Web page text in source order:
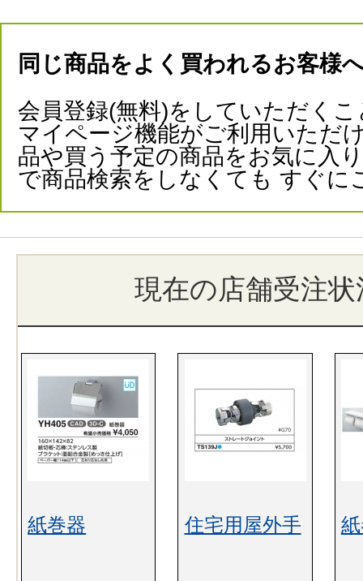
同じ商品をよく買われるお客様
会員登録(無料)をしていただくこ
マイページ機能がご利用いただ
品や買う予定の商品をお気に入
で商品検索をしなくても すぐに
現在の店舗受注状
紙巻器 住宅用屋外手